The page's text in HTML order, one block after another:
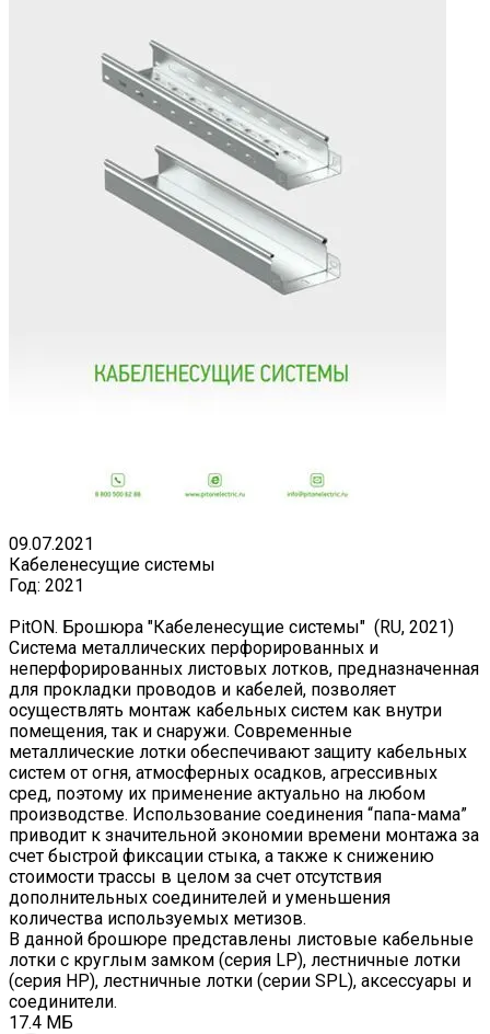
09.07.2021
Кабеленесущие системы
Год: 2021
PitON. Брошюра "Кабеленесущие системы" (RU, 2021)
Система металлических перфорированных и
неперфорированных листовых лотков, предназначенная
для прокладки проводов и кабелей, позволяет
осуществлять монтаж кабельных систем как внутри
помещения, так и снаружи. Современные
металлические лотки обеспечивают защиту кабельных
систем от огня, атмосферных осадков, агрессивных
сред, поэтому их применение актуально на любом
производстве. Использование соединения “папа-мама”
приводит к значительной экономии времени монтажа за
счет быстрой фиксации стыка, а также к снижению
стоимости трассы в целом за счет отсутствия
дополнительных соединителей и уменьшения
количества используемых метизов.
В данной брошюре представлены листовые кабельные
лотки с круглым замком (серия LP), лестничные лотки
(серия HP), лестничные лотки (серии SPL), аксессуары и
соединители.
17.4 МБ